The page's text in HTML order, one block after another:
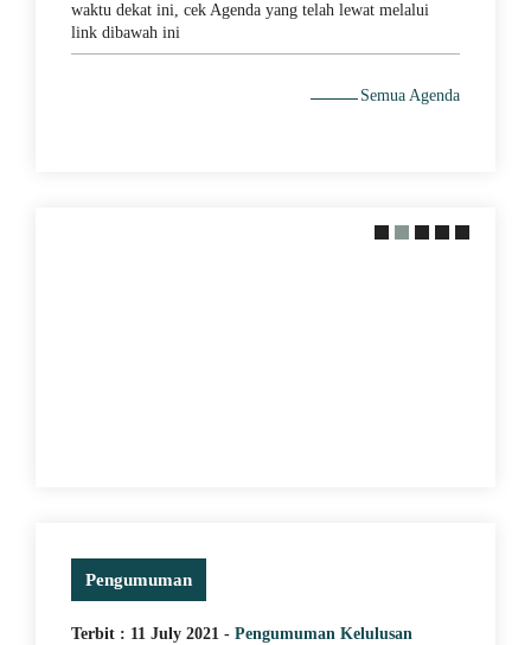
waktu dekat ini, cek Agenda yang telah lewat melalui
link dibawah ini
Semua Agenda
Pengumuman
Terbit : 11 July 2021 - Pengumuman Kelulusan